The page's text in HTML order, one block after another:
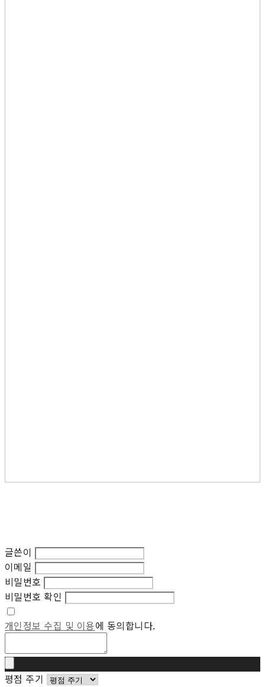
글쓴이
이메일
비밀번호
비밀번호 확인
개인정보 수집 및 이용에 동의합니다.
평점 주기